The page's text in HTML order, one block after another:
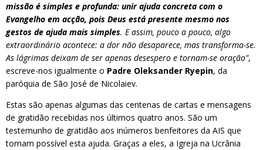
missão é simples e profunda: unir ajuda concreta com o
Evangelho em acção, pois Deus está presente mesmo nos
gestos de ajuda mais simples. E assim, pouco a pouco, algo
extraordinário acontece: a dor não desaparece, mas transforma-se.
As lágrimas deixam de ser apenas desespero e tornam-se oração”,
escreve-nos igualmente o Padre Oleksander Ryepin, da
paróquia de São José de Nicolaiev.
Estas são apenas algumas das centenas de cartas e mensagens
de gratidão recebidas nos últimos quatro anos. São um
testemunho de gratidão aos inúmeros benfeitores da AIS que
tornam possível esta ajuda. Graças a eles, a Igreja na Ucrânia